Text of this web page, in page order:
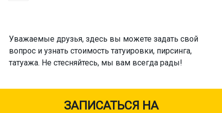
Уважаемые друзья, здесь вы можете задать свой
вопрос и узнать стоимость татуировки, пирсинга,
татуажа. Не стесняйтесь, мы вам всегда рады!
ЗАПИСАТЬСЯ НА